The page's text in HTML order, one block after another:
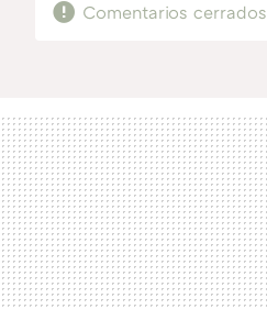
Comentarios cerrados